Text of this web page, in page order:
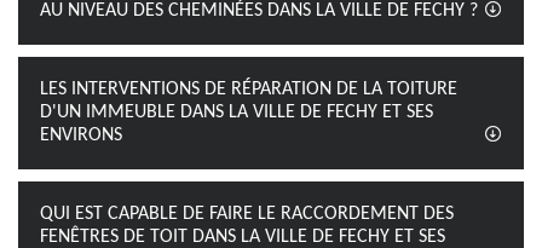
AU NIVEAU DES CHEMINÉES DANS LA VILLE DE FECHY ?
LES INTERVENTIONS DE RÉPARATION DE LA TOITURE
D'UN IMMEUBLE DANS LA VILLE DE FECHY ET SES
ENVIRONS
QUI EST CAPABLE DE FAIRE LE RACCORDEMENT DES
FENÊTRES DE TOIT DANS LA VILLE DE FECHY ET SES